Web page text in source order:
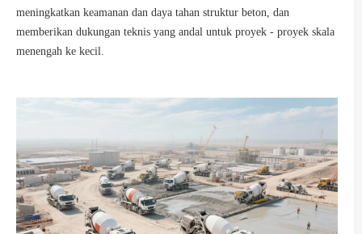
meningkatkan keamanan dan daya tahan struktur beton, dan
memberikan dukungan teknis yang andal untuk proyek - proyek skala
menengah ke kecil.